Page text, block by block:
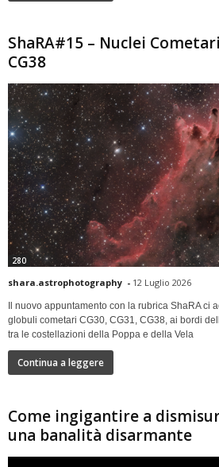
ShaRA#15 – Nuclei
CG38
280
shara.astrophotography - 12 Luglio 2026
Il nuovo appuntamento con la rubrica ShaRA ci
globuli cometari CG30, CG31, CG38, ai bordi
tra le costellazioni della Poppa e della Vela
Continua a leggere
Come ingigantire a
una banalità disarmante